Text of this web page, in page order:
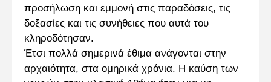
προσήλωση και εμμονή στις παραδόσεις, τις
δοξασίες και τις συνήθειες που αυτά του
κληροδότησαν.
Έτσι πολλά σημερινά έθιμα ανάγονται στην
αρχαιότητα, στα ομηρικά χρόνια. Η καύση των